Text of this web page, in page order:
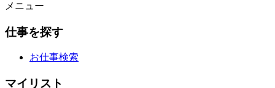
メニュー
仕事を探す
お仕事検索
マイリスト